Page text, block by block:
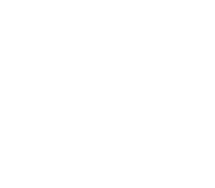
deportivo.
deportivo
Aires y
Fútbol, la
Unión
la
Básquet,
Deportivo